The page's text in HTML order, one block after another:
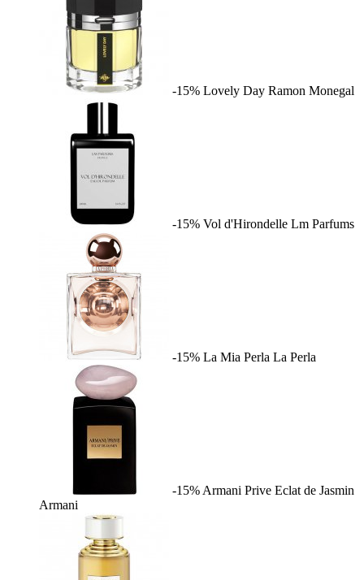
-15% Lovely Day Ramon Monegal
-15% Vol d'Hirondelle Lm Parfums
-15% La Mia Perla La Perla
-15% Armani Prive Eclat de Jasmin
Armani